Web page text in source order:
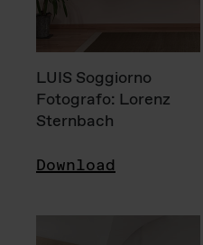
LUIS Soggiorno
Fotografo: Lorenz
Sternbach
Download